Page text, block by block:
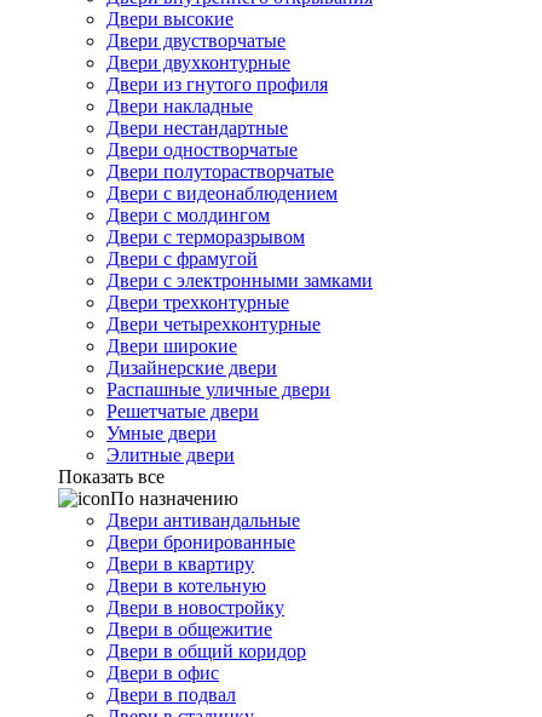
Двери высокие
Двери двустворчатые
Двери двухконтурные
Двери из гнутого профиля
Двери накладные
Двери нестандартные
Двери одностворчатые
Двери полуторастворчатые
Двери с видеонаблюдением
Двери с молдингом
Двери с терморазрывом
Двери с фрамугой
Двери с электронными замками
Двери трехконтурные
Двери четырехконтурные
Двери широкие
Дизайнерские двери
Распашные уличные двери
Решетчатые двери
Умные двери
Элитные двери
Показать все
По назначению
Двери антивандальные
Двери бронированные
Двери в квартиру
Двери в котельную
Двери в новостройку
Двери в общежитие
Двери в общий коридор
Двери в офис
Двери в подвал